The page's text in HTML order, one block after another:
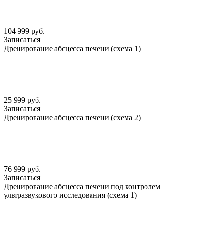
104 999 руб.
Записаться
Дренирование абсцесса печени (схема 1)
25 999 руб.
Записаться
Дренирование абсцесса печени (схема 2)
76 999 руб.
Записаться
Дренирование абсцесса печени под контролем
ультразвукового исследования (схема 1)